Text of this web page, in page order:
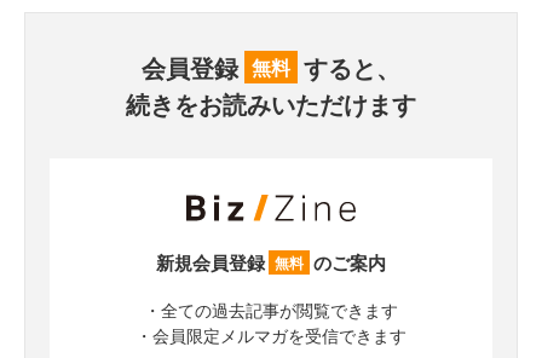
会員登録 無料 すると、
続きをお読みいただけます
新規会員登録 無料 のご案内
・全ての過去記事が閲覧できます
・会員限定メルマガを受信できます